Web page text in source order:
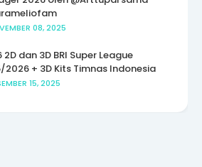
08, 2025
2D dan 3D BRI Super League
2026 + 3D Kits Timnas Indonesia
15, 2025